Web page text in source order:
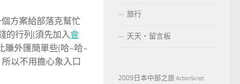
方案給部落克幫忙
的行列(須先加入會
賺外匯簡單些(哈~哈~
以不用擔心象入口
旅行
天天‧留言板
2009日本中部之旅 ActionScript